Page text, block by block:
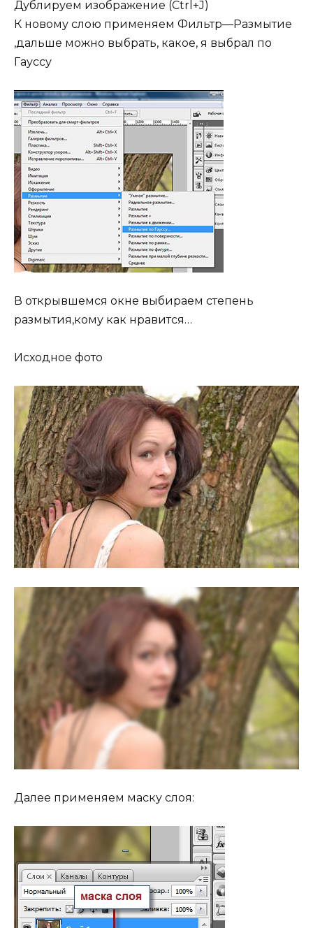
Дублируем изображение (Ctrl+J)
К новому слою применяем Фильтр—Размытие
,дальше можно выбрать, какое, я выбрал по
Гауссу
В открывшемся окне выбираем степень
размытия,кому как нравится…
Исходное фото
Далее применяем маску слоя: